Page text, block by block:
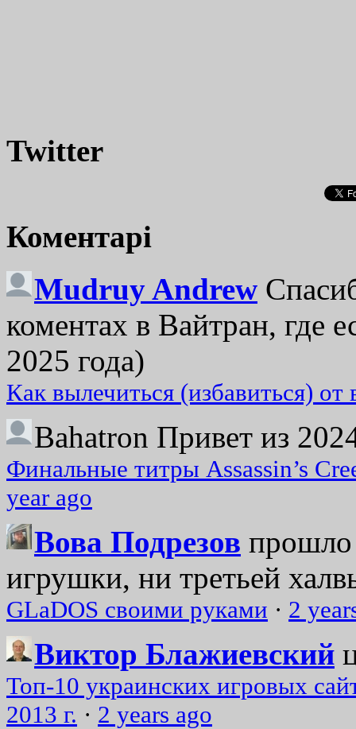
Twitter
Коментарі
Mudruy Andrew
коментах в Вайтран, где
2025 года)
Как вылечиться (избавиться)
Bahatron Привет из
Финальные титры Assassin’s
year ago
Вова Подрезов прошло
игрушки, ни третьей
GLaDOS своими руками · 2
Виктор Блажиевский
Топ-10 украинских игровых
2013 г. · 2 years ago